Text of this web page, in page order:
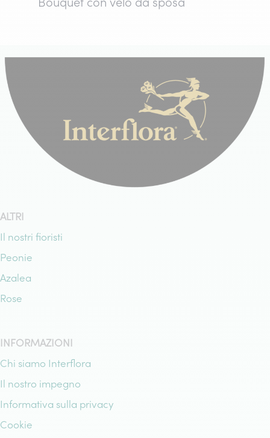
ALTRI
Il nostri fioristi
Peonie
Azalea
Rose
INFORMAZIONI
Chi siamo Interflora
Il nostro impegno
Informativa sulla privacy
Cookie